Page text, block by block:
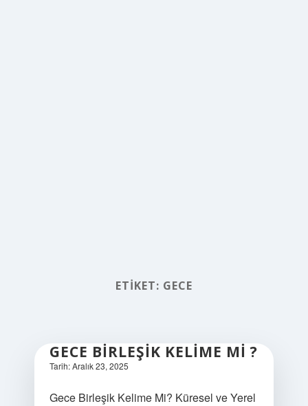
ETIKET: GECE
GECE BIRLEŞIK KELIME MI ?
Tarih: Aralık 23, 2025
Gece Birleşik Kelime Mi? Küresel ve Yerel